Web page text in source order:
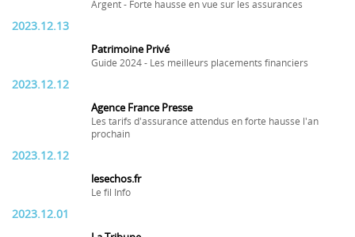
Argent - Forte hausse en vue sur les assurances
2023.12.13
Patrimoine Privé
Guide 2024 - Les meilleurs placements financiers
2023.12.12
Agence France Presse
Les tarifs d'assurance attendus en forte hausse l'an
prochain
2023.12.12
lesechos.fr
Le fil Info
2023.12.01